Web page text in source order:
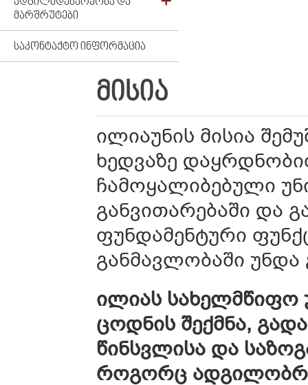
ᲛᲐᲠᲨᲠᲣᲢᲔᲑᲘ
ᲡᲐᲙᲝᲜᲢᲐᲥᲢᲝ ᲘᲜᲤᲝᲠᲛᲐᲪᲘᲐ
ᲛᲘᲡᲘᲐ
ილიაუნის მისია
ხედვაზე
ჩამოყალიბებული
განვითარებაში და
ფუნდამენტური
განმავლობაში
ილიას სახელმწიფო
ცოდნის შექმნა,
წინსვლისა და
როგორც